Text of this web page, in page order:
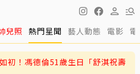
兒照 熱門星聞 藝人動態 電影
初！馮德倫51歲生日「舒淇祝壽